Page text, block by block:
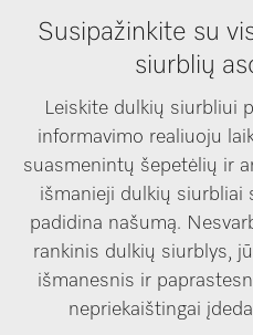
Susipažinkite su
siurblių
Leiskite dulkių siurbliui
informavimo realiuoju
suasmenintų šepetėlių ir
išmanieji dulkių siurbliai
padidina našumą.
rankinis dulkių siurblys,
išmanesnis ir
nepriekaištingai